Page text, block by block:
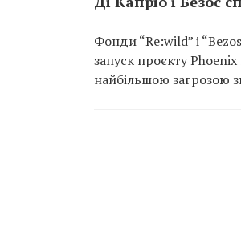
Фонди “Re:wild” і
запуск проєкту
найбільшою загрозою